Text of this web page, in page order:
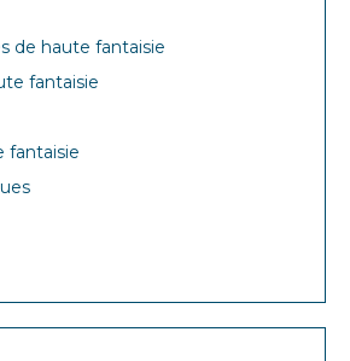
de haute fantaisie
fantaisie
fantaisie